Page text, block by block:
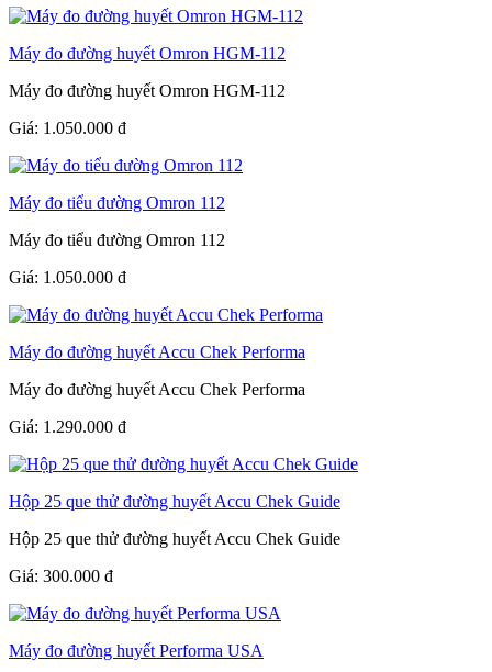
Máy đo đường huyết Omron HGM-112
Máy đo đường huyết Omron HGM-112
Giá: 1.050.000 đ
Máy đo tiểu đường Omron 112
Máy đo tiểu đường Omron 112
Giá: 1.050.000 đ
Máy đo đường huyết Accu Chek Performa
Máy đo đường huyết Accu Chek Performa
Giá: 1.290.000 đ
Hộp 25 que thử đường huyết Accu Chek Guide
Hộp 25 que thử đường huyết Accu Chek Guide
Giá: 300.000 đ
Máy đo đường huyết Performa USA